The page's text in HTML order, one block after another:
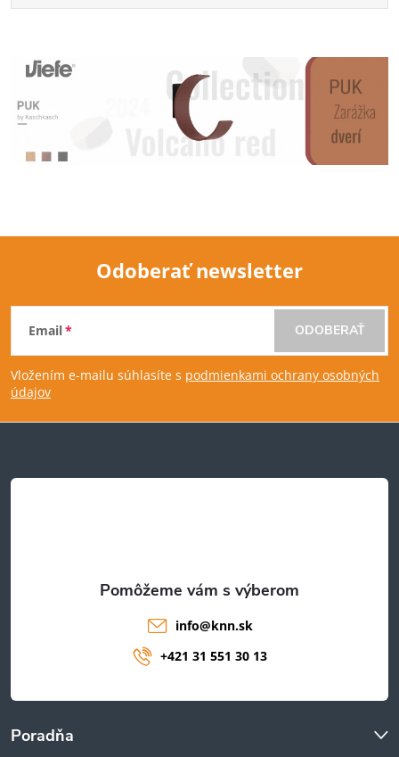
Z
á
p
t
Odoberať newsletter
Email
Vložením e-mailu súhlasíte s podmienkami ochrany osobných
údajov
ODOBERAŤ
Poradňa
info@knn.sk
+421 31 551 30 13